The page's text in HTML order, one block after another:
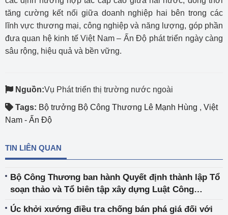
tăng cường kết nối giữa doanh nghiệp hai bên trong các
lĩnh vực thương mại, công nghiệp và năng lượng, góp phần
đưa quan hệ kinh tế Việt Nam – Ấn Độ phát triển ngày càng
sâu rộng, hiệu quả và bền vững.
Nguồn:Vụ Phát triển thị trường nước ngoài
Tags: Bộ trưởng Bộ Công Thương Lê Mạnh Hùng , Việt
Nam - Ấn Độ
TIN LIÊN QUAN
Bộ Công Thương ban hành Quyết định thành lập Tổ
soạn thảo và Tổ biên tập xây dựng Luật Công
nghiệp trọng điểm
Úc khởi xướng điều tra chống bán phá giá đối với